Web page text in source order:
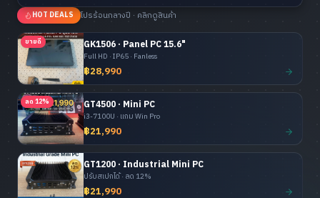
HOT DEALS โปรร้อนกลางปี · คลิกดูสินค้า
ขายดี GK1506 · Panel PC 15.6"
Full HD · IP65 · Fanless
฿28,990
ลด 12% GT4500 · Mini PC
i3-7100U · แถม Win Pro
฿21,990
GT1200 · Industrial Mini PC
ปรับสเปกได้ · ลด 12%
฿21,990